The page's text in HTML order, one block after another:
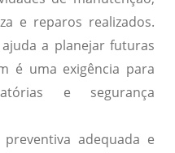
e reparos realizados.
a planejar futuras
é uma exigência para
e segurança
adequada e